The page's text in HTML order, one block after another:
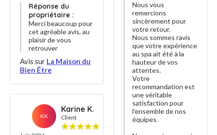
Réponse du
propriétaire :
Merci beaucoup pour
cet agréable avis, au
plaisir de vous
retrouver
Avis sur La Maison du
Bien Être
KK
Karine K.
Client
Nous vous
remercions
sincèrement pour
votre retour.
Nous sommes ravis
que votre expérience
au spa ait été à la
hauteur de vos
attentes.
Votre
recommandation est
une véritable
satisfaction pour
l’ensemble de nos
équipes.